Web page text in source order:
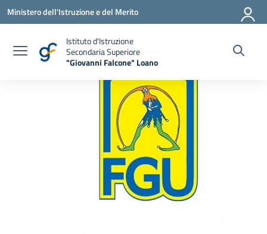
Vai ai contenuti
Vai al menu di navigazione
Vai al footer
Ministero dell'Istruzione e del Merito
Istituto d'Istruzione
Secondaria Superiore
"Giovanni Falcone" Loano